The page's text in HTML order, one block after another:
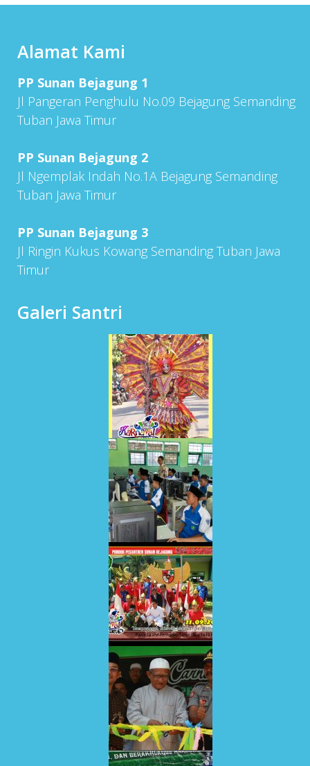
Alamat Kami
PP Sunan Bejagung 1
Jl Pangeran Penghulu No.09 Bejagung Semanding
Tuban Jawa Timur
PP Sunan Bejagung 2
Jl Ngemplak Indah No.1A Bejagung Semanding
Tuban Jawa Timur
PP Sunan Bejagung 3
Jl Ringin Kukus Kowang Semanding Tuban Jawa
Timur
Galeri Santri